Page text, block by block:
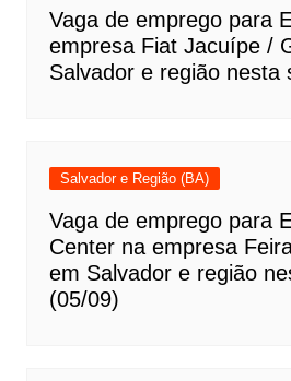
Vaga de emprego para
empresa Fiat Jacuípe /
Salvador e região nesta
Salvador e Região (BA)
Vaga de emprego para
Center na empresa
em Salvador e região
(05/09)